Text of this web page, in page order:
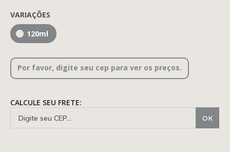
VARIAÇÕES
120ml
Por favor, digite seu cep para ver os preços.
CALCULE SEU FRETE: